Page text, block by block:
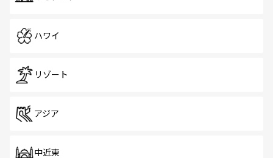
ハワイ
リゾート
アジア
中近東